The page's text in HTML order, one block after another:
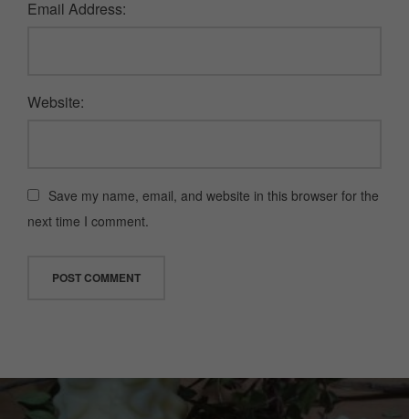
Email Address:
Website:
Save my name, email, and website in this browser for the
next time I comment.